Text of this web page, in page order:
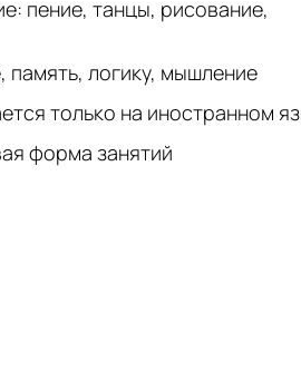
пение, танцы, рисование,
память, логику, мышление
только на иностранном
форма занятий